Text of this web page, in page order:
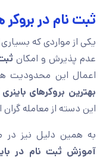
ثبت نام در
یکی از مواردی که بسیاری
عدم پذیرش و امکان
اعمال این محدودیت
بهترین بروکرهای
این دسته از معامله
به همین دلیل نیز در
آموزش ثبت نام در